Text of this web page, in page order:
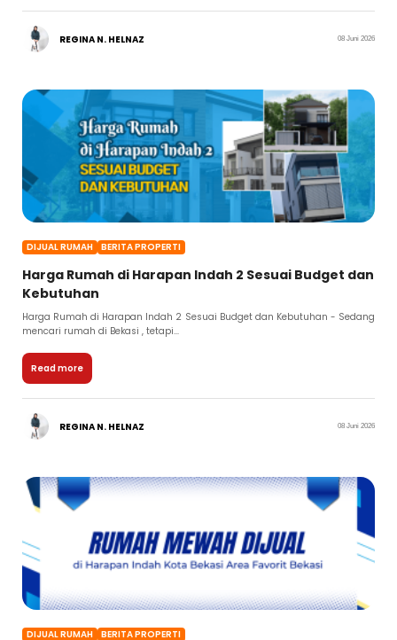
REGINA N. HELNAZ 08 Juni 2026
DIJUAL RUMAH BERITA PROPERTI
Harga Rumah di Harapan Indah 2 Sesuai Budget dan
Kebutuhan
Harga Rumah di Harapan Indah 2 Sesuai Budget dan Kebutuhan - Sedang
mencari rumah di Bekasi , tetapi...
Read more
REGINA N. HELNAZ 08 Juni 2026
DIJUAL RUMAH BERITA PROPERTI